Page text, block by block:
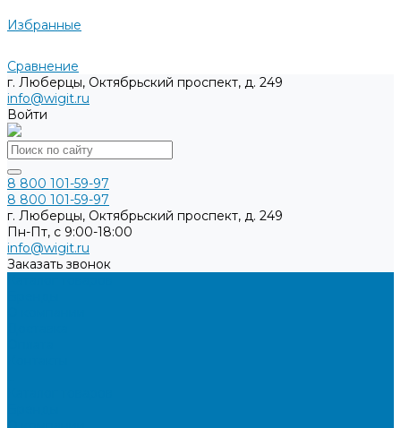
Избранные
Сравнение
г. Люберцы, Октябрьский проспект, д. 249
info@wigit.ru
Войти
8 800 101-59-97
8 800 101-59-97
г. Люберцы, Октябрьский проспект, д. 249
Пн-Пт, с 9:00-18:00
info@wigit.ru
Заказать звонок